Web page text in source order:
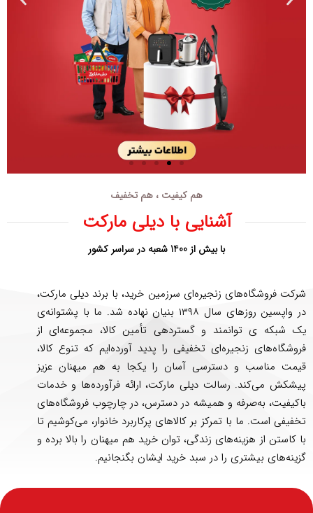
هم کیفیت ، هم تخفیف
آشنایی با دیلی مارکت
با بیش از 1400 شعبه در سراسر کشور
شرکت فروشگاه‌های زنجیره‌ای سرزمین خرید، با برند دیلی مارکت،
در واپسین روزهای سال ۱۳۹۸ بنیان نهاده شد. ما با پشتوانه‌ی
یک شبکه ی توانمند و گستردهی تأمین کالا، مجموعه‌ای از
فروشگاه‌های زنجیره‌ای تخفیفی را پدید آورده‌ایم که تنوع کالا،
قیمت مناسب و دسترسی آسان را یکجا به هم میهنان عزیز
پیشکش می‌کند. رسالت دیلی مارکت، ارائه فرآورده‌ها و خدمات
باکیفیت، به‌صرفه و همیشه در دسترس، در چارچوب فروشگاه‌های
تخفیفی است. ما با تمرکز بر کالاهای پرکاربرد خانوار، می‌کوشیم تا
با کاستن از هزینه‌های زندگی، توان خرید هم میهنان را بالا برده و
گزینه‌های بیشتری را در سبد خرید ایشان بگنجانیم.